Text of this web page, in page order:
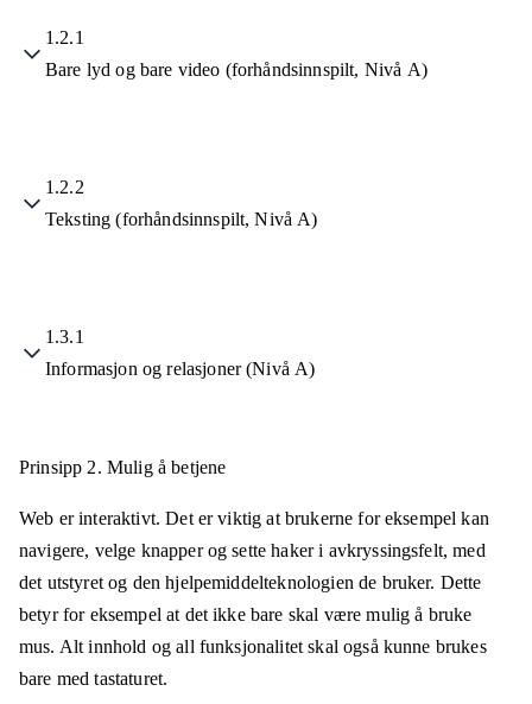
1.2.1
Bare lyd og bare video (forhåndsinnspilt, Nivå A)
1.2.2
Teksting (forhåndsinnspilt, Nivå A)
1.3.1
Informasjon og relasjoner (Nivå A)
Prinsipp 2. Mulig å betjene
Web er interaktivt. Det er viktig at brukerne for eksempel kan
navigere, velge knapper og sette haker i avkryssingsfelt, med
det utstyret og den hjelpemiddelteknologien de bruker. Dette
betyr for eksempel at det ikke bare skal være mulig å bruke
mus. Alt innhold og all funksjonalitet skal også kunne brukes
bare med tastaturet.